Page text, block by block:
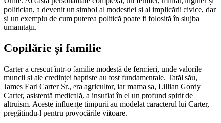
politician, a devenit un simbol al modestiei și al implicării civice, dar
și un exemplu de cum puterea politică poate fi folosită în slujba
umanității.
Copilărie și familie
Carter a crescut într-o familie modestă de fermieri, unde valorile
muncii și ale credinței baptiste au fost fundamentale. Tatăl său,
James Earl Carter Sr., era agricultor, iar mama sa, Lillian Gordy
Carter, asistentă medicală, a insuflat în el un profund spirit de
altruism. Aceste influențe timpurii au modelat caracterul lui Carter,
pregătindu-l pentru provocările viitoare.